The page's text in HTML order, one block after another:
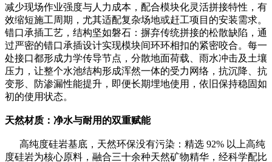
减少现场作业强度与人力成本，配合模块化灵活拼接特性，有
效缩短施工周期，尤其适配复杂场地或赶工项目的安装需求。
错口承插工艺，结构坚如磐石：摒弃传统拼接的松散缺陷，通
过严密的错口承插设计实现模块间环环相扣的紧密咬合。每一
处接口都形成力学传导节点，分散地面荷载、雨水冲击及土壤
压力，让整个水池结构形成浑然一体的受力网络，抗沉降、抗
变形、防渗漏性能提升，即便长期埋地使用，依旧保持稳固如
初的使用状态。
天然材质：净水与耐用的双重赋能
高纯度硅岩基底，天然环保没有污染：精选 92% 以上高纯
度硅岩为核心原料，融合三十余种天然矿物精华，经科学配比